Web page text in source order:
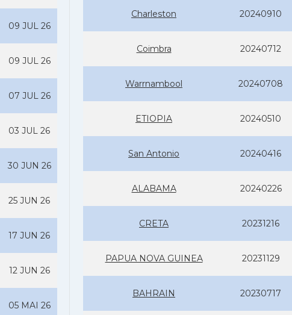
09 JUL 26
09 JUL 26
07 JUL 26
03 JUL 26
30 JUN 26
25 JUN 26
17 JUN 26
12 JUN 26
05 MAI 26
Charleston 20240910
Coimbra 20240712
Warrnambool 20240708
ETIOPIA 20240510
San Antonio 20240416
ALABAMA 20240226
CRETA 20231216
PAPUA NOVA GUINEA 20231129
BAHRAIN 20230717